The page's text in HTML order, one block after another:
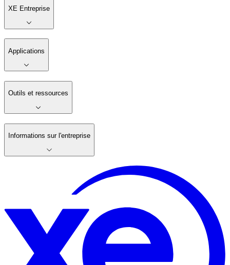
XE Entreprise
Applications
Outils et ressources
Informations sur l'entreprise